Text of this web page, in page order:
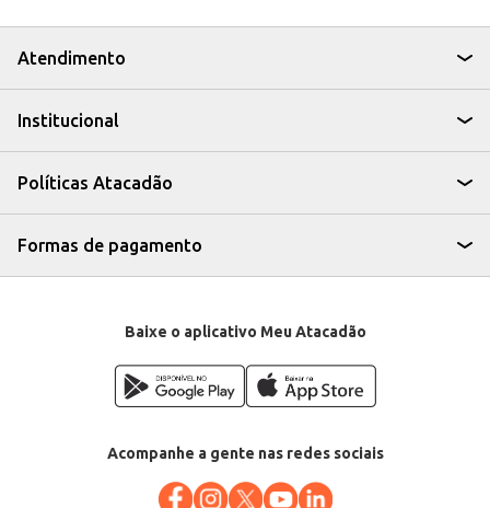
Atendimento
Institucional
Políticas Atacadão
Formas de pagamento
Baixe o aplicativo Meu Atacadão
Acompanhe a gente nas redes sociais